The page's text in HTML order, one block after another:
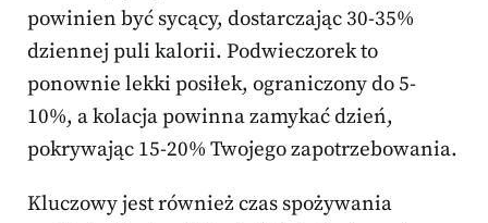
powinien być sycący, dostarczając 30-35%
dziennej puli kalorii. Podwieczorek to
ponownie lekki posiłek, ograniczony do 5-
10%, a kolacja powinna zamykać dzień,
pokrywając 15-20% Twojego zapotrzebowania.
Kluczowy jest również czas spożywania